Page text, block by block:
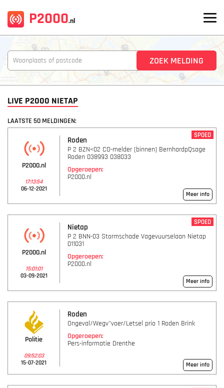
P2000.nl
LIVE P2000 NIETAP
LAATSTE 50 MELDINGEN:
P2000.nl
17:13:54
06-12-2021
Roden
SPOED
P 2 BZN<02 CO-melder (binnen) BernhardpQsage
Roden 038993 038033
Opgeroepen:
P2000.nl
Meer info
P2000.nl
15:01:01
03-09-2021
Nietap
SPOED
P 2 BNN-03 Stormschade Vagevuurselaan Nietap
011031
Opgeroepen:
P2000.nl
Meer info
Politie
09:52:03
15-07-2021
Roden
Ongeval/Wegv"voer/Letsel prio 1 Roden Brink
Opgeroepen:
Pers-informatie Drenthe
Meer info